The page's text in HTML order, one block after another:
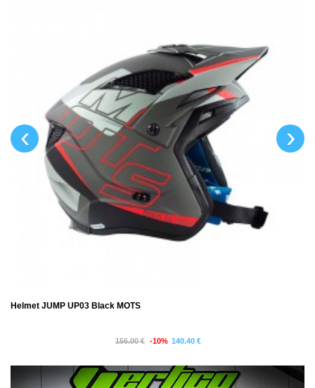
Helmet JUMP UP03 Black MOTS
156.00 € -10% 140.40 €
‹ ›